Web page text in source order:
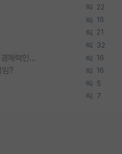
22
16
21
32
박사진학하기에 2억은 괜찮은 (?) 정도의 경제력인가요 16
임? 16
5
7